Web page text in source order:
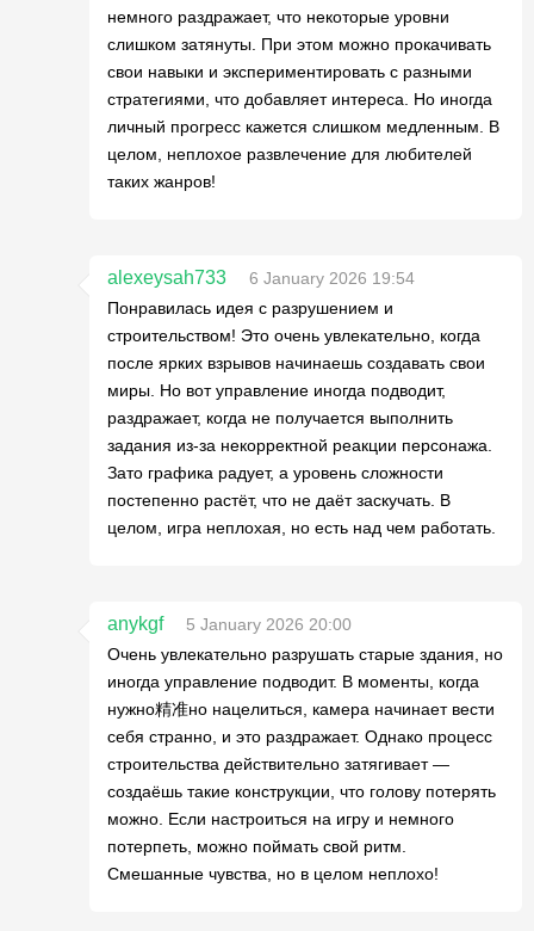
немного раздражает, что некоторые уровни
слишком затянуты. При этом можно прокачивать
свои навыки и экспериментировать с разными
стратегиями, что добавляет интереса. Но иногда
личный прогресс кажется слишком медленным. В
целом, неплохое развлечение для любителей
таких жанров!
alexeysah733
6 January 2026 19:54
Понравилась идея с разрушением и
строительством! Это очень увлекательно, когда
после ярких взрывов начинаешь создавать свои
миры. Но вот управление иногда подводит,
раздражает, когда не получается выполнить
задания из-за некорректной реакции персонажа.
Зато графика радует, а уровень сложности
постепенно растёт, что не даёт заскучать. В
целом, игра неплохая, но есть над чем работать.
anykgf
5 January 2026 20:00
Очень увлекательно разрушать старые здания, но
иногда управление подводит. В моменты, когда
нужно精准но нацелиться, камера начинает вести
себя странно, и это раздражает. Однако процесс
строительства действительно затягивает —
создаёшь такие конструкции, что голову потерять
можно. Если настроиться на игру и немного
потерпеть, можно поймать свой ритм.
Смешанные чувства, но в целом неплохо!